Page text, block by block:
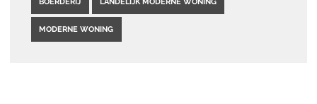
MODERNE WONING